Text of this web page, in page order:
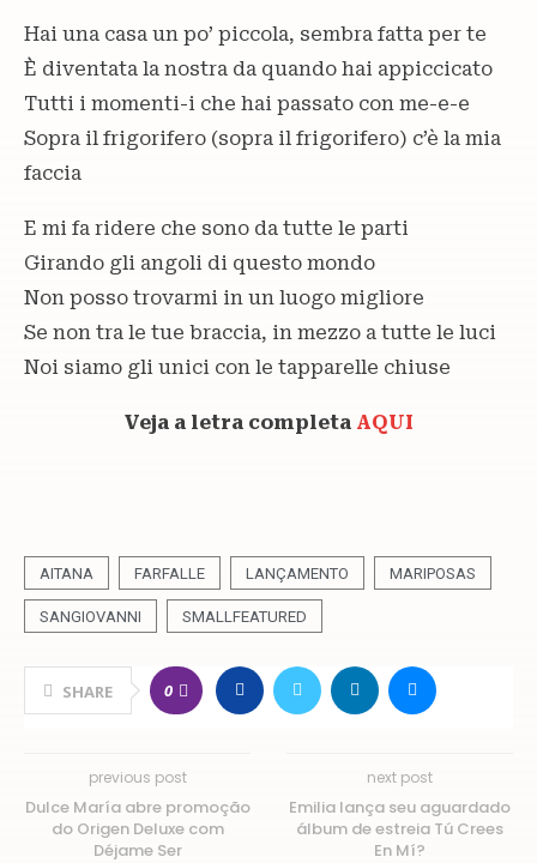
Hai una casa un po’ piccola, sembra fatta per te
È diventata la nostra da quando hai appiccicato
Tutti i momenti-i che hai passato con me-e-e
Sopra il frigorifero (sopra il frigorifero) c’è la mia
faccia
E mi fa ridere che sono da tutte le parti
Girando gli angoli di questo mondo
Non posso trovarmi in un luogo migliore
Se non tra le tue braccia, in mezzo a tutte le luci
Noi siamo gli unici con le tapparelle chiuse
Veja a letra completa AQUI
AITANA FARFALLE LANÇAMENTO MARIPOSAS
SANGIOVANNI SMALLFEATURED
SHARE 0
previous post
Dulce María abre promoção
do Origen Deluxe com
Déjame Ser
next post
Emilia lança seu aguardado
álbum de estreia Tú Crees
En Mí?